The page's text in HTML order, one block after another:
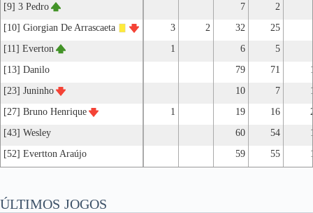
[9] 3 Pedro
7
2
[10] Giorgian De Arrascaeta
3 2 32
25
[11] Everton
1 6
5
[13] Danilo
79 71
[23] Juninho
10 7
[27] Bruno Henrique
1 19 16
[43] Wesley
60 54
[52] Evertton Araújo
59 55
ÚLTIMOS JOGOS